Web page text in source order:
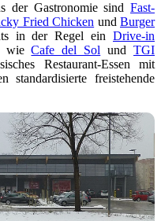
der Gastronomie sind Fast-
Fried Chicken undBurger
in der Regel ein Drive-in
wieCafe del Sol undTGI
Restaurant-Essen mit
standardisierte freistehende